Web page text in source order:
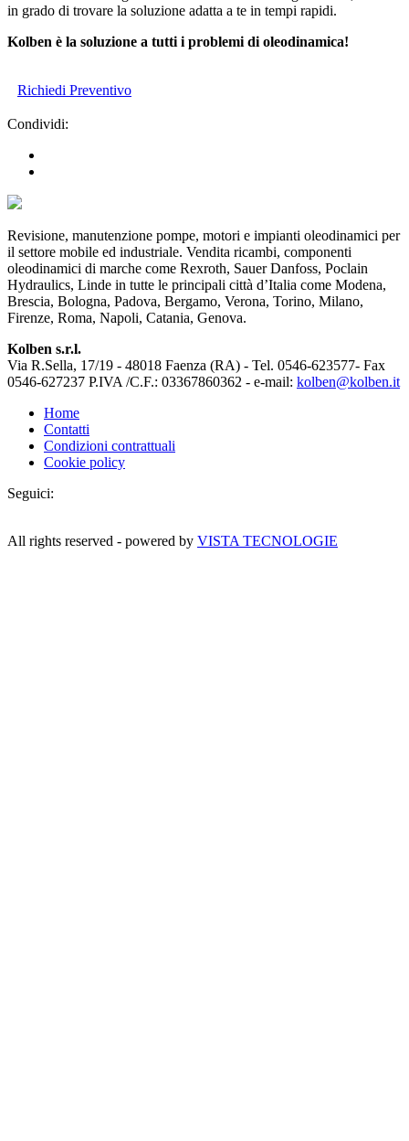
in grado di trovare la soluzione adatta a te in tempi rapidi.
Kolben è la soluzione a tutti i problemi di oleodinamica!
Richiedi Preventivo
Condividi:
Revisione, manutenzione pompe, motori e impianti oleodinamici per
il settore mobile ed industriale. Vendita ricambi, componenti
oleodinamici di marche come Rexroth, Sauer Danfoss, Poclain
Hydraulics, Linde in tutte le principali città d’Italia come Modena,
Brescia, Bologna, Padova, Bergamo, Verona, Torino, Milano,
Firenze, Roma, Napoli, Catania, Genova.
Kolben s.r.l.
Via R.Sella, 17/19 - 48018 Faenza (RA) - Tel. 0546-623577- Fax
0546-627237 P.IVA /C.F.: 03367860362 - e-mail: kolben@kolben.it
Home
Contatti
Condizioni contrattuali
Cookie policy
Seguici:
All rights reserved - powered by VISTA TECNOLOGIE